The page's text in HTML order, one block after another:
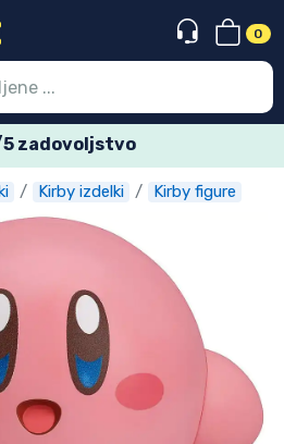
0
posebne ponudbe
Kirby izdelki Kirby figure
Registracija